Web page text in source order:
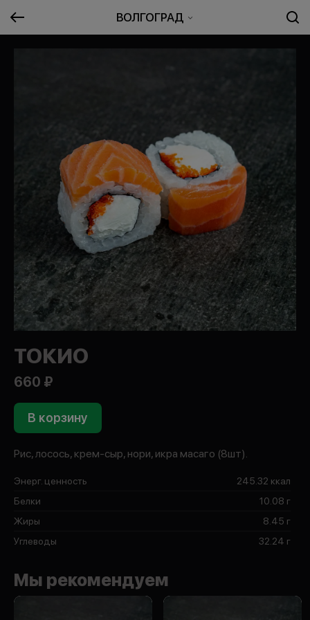
ВОЛГОГРАД
ТОКИО
660 ₽
В корзину
Рис, лосось, крем-сыр, нори, икра масаго (8шт).
Энерг. ценность
245.32 ккал
Белки
10.08 г
Жиры
8.45 г
Углеводы
32.24 г
Мы рекомендуем